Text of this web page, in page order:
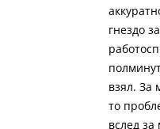
гнездо
взял. За
то
вслед